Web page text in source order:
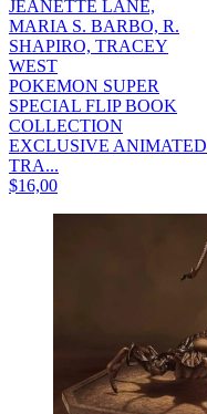
JEANETTE LANE,
MARIA S. BARBO, R.
SHAPIRO, TRACEY
WEST
POKEMON SUPER
SPECIAL FLIP BOOK
COLLECTION
EXCLUSIVE ANIMATED
TRA...
$16,00